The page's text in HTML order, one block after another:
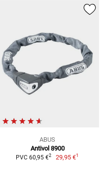
ABUS
Antivol 8900
PVC 60,95 €2 29,95 €1